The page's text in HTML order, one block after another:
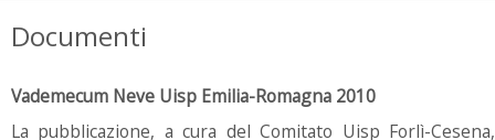
Documenti
Vademecum Neve Uisp Emilia-Romagna 2010
La pubblicazione, a cura del Comitato Uisp Forlì-Cesena,